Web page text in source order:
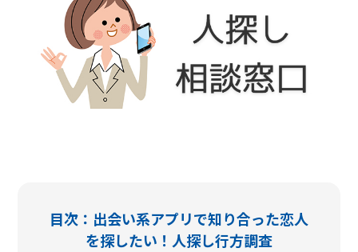
目次：出会い系アプリで知り合った恋人
を探したい！人探し行方調査